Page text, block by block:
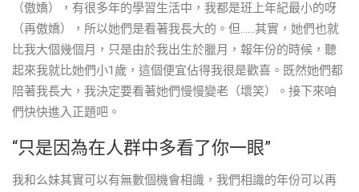
（傲嬌），有很多年的學習生活中，我都是班上年紀最小的呀
（再傲嬌），所以她們是看著我長大的。但……其實，她們也就
比我大個幾個月，只是由於我出生於臘月，報年份的時候，聽
起來我就比她們小1歲，這個便宜佔得我很是歡喜。既然她們都
陪著我長大，我決定要看著她們慢慢變老（壞笑）。接下來咱
們快快進入正題吧。
“只是因為在人群中多看了你一眼”
我和么妹其實可以有無數個機會相識，我們相識的年份可以再